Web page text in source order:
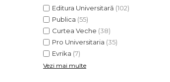
Editura Universitară (102)
Publica (55)
Curtea Veche (38)
Pro Universitaria (35)
Evrika (7)
Vezi mai multe